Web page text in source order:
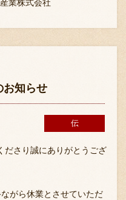
業株式会社
お知らせ
伝
ださり誠にありがとうござ
がら休業とさせていただ